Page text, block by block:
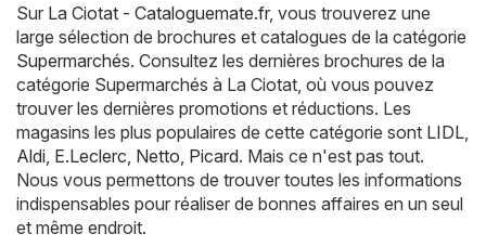
Sur La Ciotat - Cataloguemate.fr, vous trouverez une
large sélection de brochures et catalogues de la catégorie
Supermarchés. Consultez les dernières brochures de la
catégorie Supermarchés à La Ciotat, où vous pouvez
trouver les dernières promotions et réductions. Les
magasins les plus populaires de cette catégorie sont LIDL
Aldi E.Leclerc Netto Picard. Mais ce n'est pas tout.
Nous vous permettons de trouver toutes les informations
indispensables pour réaliser de bonnes affaires en un seul
et même endroit.